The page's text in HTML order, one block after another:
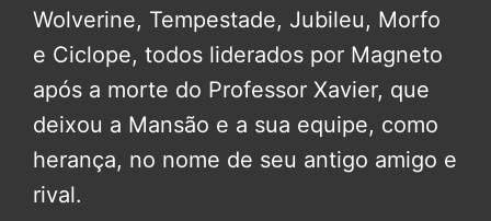
Wolverine, Tempestade, Jubileu, Morfo
e Ciclope, todos liderados por Magneto
após a morte do Professor Xavier, que
deixou a Mansão e a sua equipe, como
herança, no nome de seu antigo amigo e
rival.